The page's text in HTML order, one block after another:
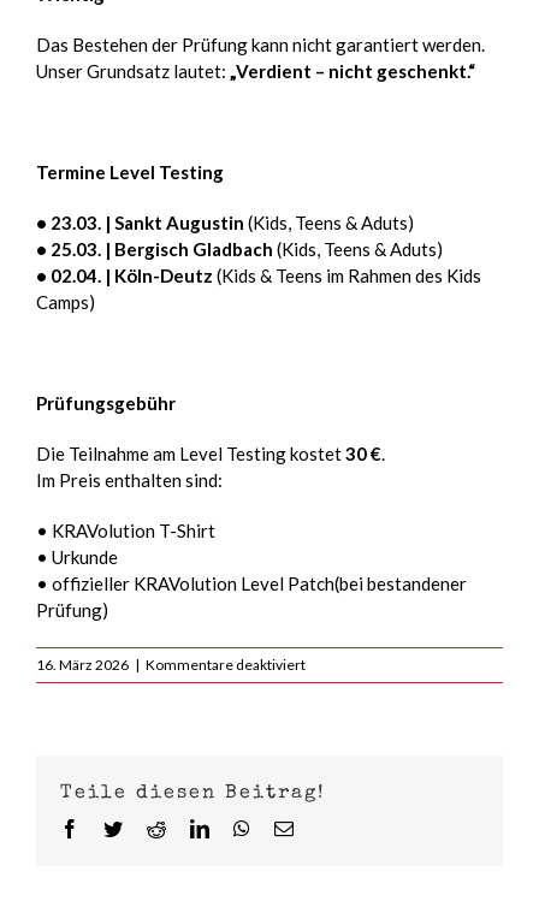
Das Bestehen der Prüfung kann nicht garantiert werden.
Unser Grundsatz lautet: „Verdient – nicht geschenkt.“
Termine Level Testing
• 23.03. | Sankt Augustin (Kids, Teens & Aduts)
• 25.03. | Bergisch Gladbach (Kids, Teens & Aduts)
• 02.04. | Köln-Deutz (Kids & Teens im Rahmen des Kids
Camps)
Prüfungsgebühr
Die Teilnahme am Level Testing kostet30 €.
Im Preis enthalten sind:
• KRAVolution T-Shirt
• Urkunde
• offizieller KRAVolution Level Patch(bei bestandener
Prüfung)
16. März 2026 | Kommentare deaktiviertfür
Krav
Kids,
Teile diesen Beitrag!
Facebook
TwitterRedditLinkedInWhatsApp
E-